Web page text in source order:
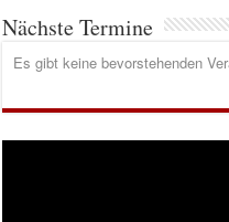
Nächste Termine
Es gibt keine bevorstehenden